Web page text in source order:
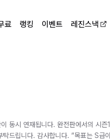
료 랭킹 이벤트 레진스낵
동시 연재됩니다. 완전판에서의 시즌1
드립니다. 감사합니다. “목표는 S급이